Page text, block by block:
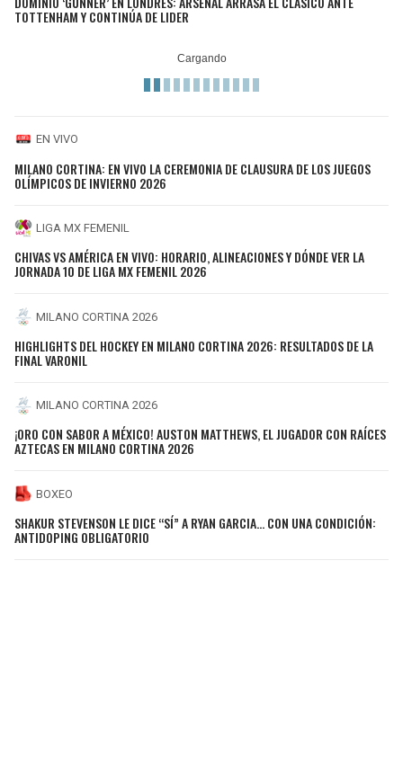
TOTTENHAM Y CONTINÚA DE LIDER
EN VIVO
MILANO CORTINA: EN VIVO LA CEREMONIA DE CLAUSURA DE LOS JUEGOS
OLÍMPICOS DE INVIERNO 2026
LIGA MX FEMENIL
CHIVAS VS AMÉRICA EN VIVO: HORARIO, ALINEACIONES Y DÓNDE VER LA
JORNADA 10 DE LIGA MX FEMENIL 2026
MILANO CORTINA 2026
HIGHLIGHTS DEL HOCKEY EN MILANO CORTINA 2026: RESULTADOS DE LA
FINAL VARONIL
MILANO CORTINA 2026
¡ORO CON SABOR A MÉXICO! AUSTON MATTHEWS, EL JUGADOR CON RAÍCES
AZTECAS EN MILANO CORTINA 2026
BOXEO
SHAKUR STEVENSON LE DICE “SÍ” A RYAN GARCIA… CON UNA CONDICIÓN:
ANTIDOPING OBLIGATORIO